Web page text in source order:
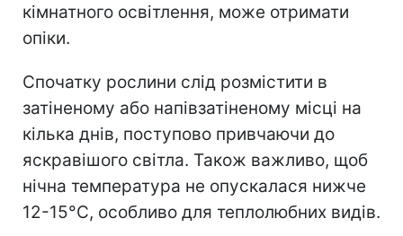
кімнатного освітлення, може отримати
опіки.
Спочатку рослини слід розмістити в
затіненому або напівзатіненому місці на
кілька днів, поступово привчаючи до
яскравішого світла. Також важливо, щоб
нічна температура не опускалася нижче
12-15°C, особливо для теплолюбних видів.